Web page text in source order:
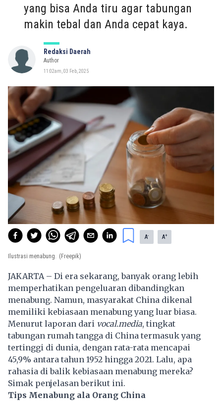
yang bisa Anda tiru agar tabungan
makin tebal dan Anda cepat kaya.
Redaksi Daerah
Author
11:02am, 03 Feb, 2025
A- A+
Ilustrasi menabung. (Freepik)
JAKARTA – Di era sekarang, banyak orang lebih
memperhatikan pengeluaran dibandingkan
menabung. Namun, masyarakat China dikenal
memiliki kebiasaan menabung yang luar biasa.
Menurut laporan dari vocal.media, tingkat
tabungan rumah tangga di China termasuk yang
tertinggi di dunia, dengan rata-rata mencapai
45,9% antara tahun 1952 hingga 2021. Lalu, apa
rahasia di balik kebiasaan menabung mereka?
Simak penjelasan berikut ini.
Tips Menabung ala Orang China